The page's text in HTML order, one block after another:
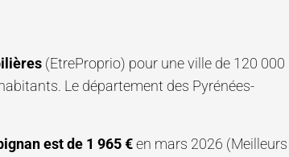
(EtreProprio) pour une ville de 120 000
Le département des Pyrénées-
est de 1 965 € en mars 2026 (Meilleurs